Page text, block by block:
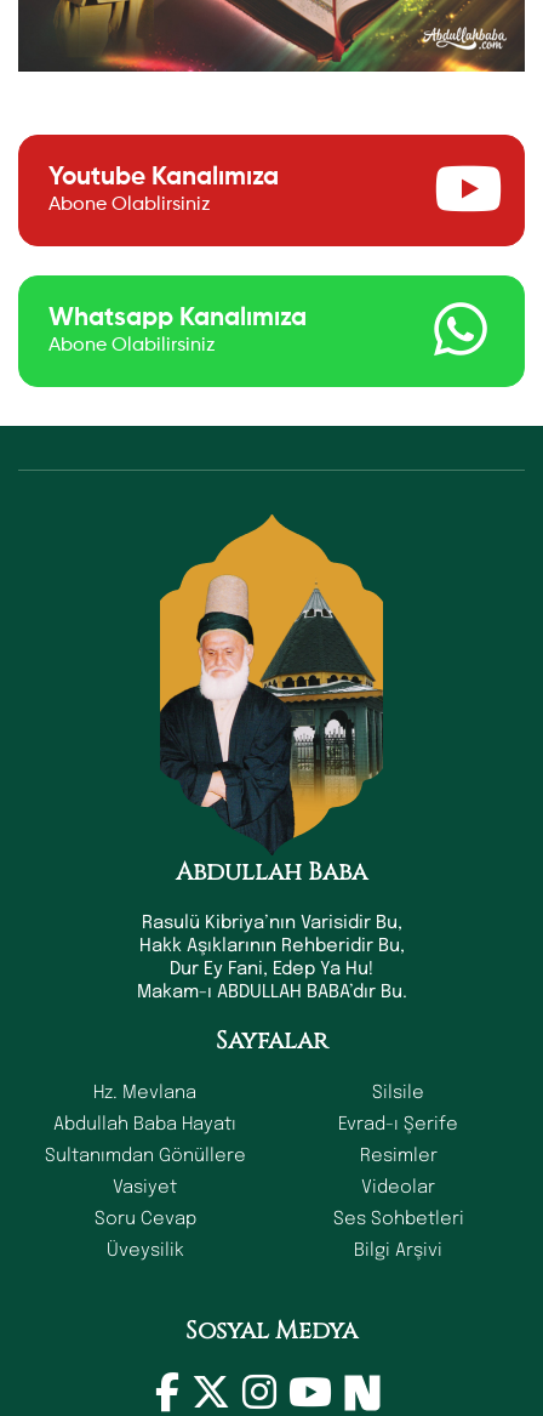
Youtube Kanalımıza
Abone Olablirsiniz
Whatsapp Kanalımıza
Abone Olabilirsiniz
Abdullah Baba
Rasulü Kibriya’nın Varisidir Bu,
Hakk Aşıklarının Rehberidir Bu,
Dur Ey Fani, Edep Ya Hu!
Makam-ı ABDULLAH BABA’dır Bu.
Sayfalar
Hz. Mevlana
Abdullah Baba Hayatı
Sultanımdan Gönüllere
Vasiyet
Soru Cevap
Üveysilik
Silsile
Evrad-ı Şerife
Resimler
Videolar
Ses Sohbetleri
Bilgi Arşivi
Sosyal Medya